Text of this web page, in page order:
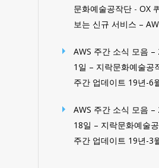
문화예술공작단 - OX
보는 신규 서비스 –
AWS 주간 소식 모음 –
1일 – 지락문화예술공
주간 업데이트 19년-6
AWS 주간 소식 모음 –
18일 – 지락문화예술
주간 업데이트 19년-3